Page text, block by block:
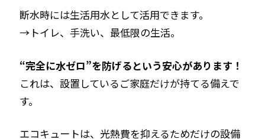
断水時には生活用水として活用できます。
→トイレ、手洗い、最低限の生活。
“完全に水ゼロ”を防げるという安心があります！
これは、設置しているご家庭だけが持てる備えで
す。
エコキュートは、 光熱費を抑えるためだけの設備